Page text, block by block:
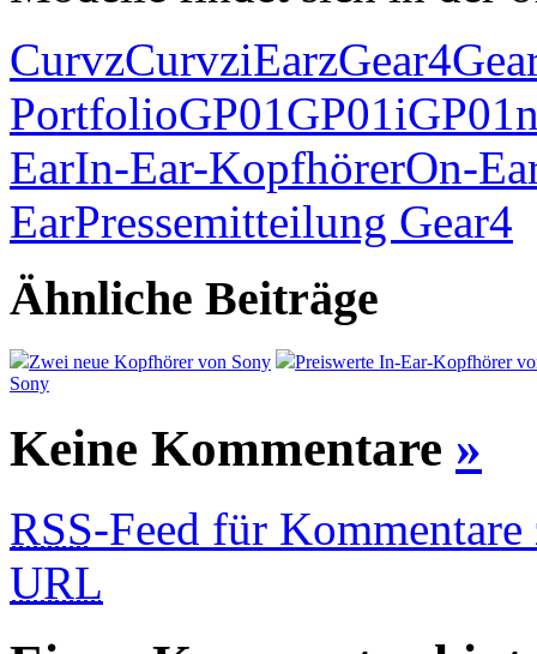
CurvzCurvziEarzGear4
PortfolioGP01GP01i
EarIn-Ear-KopfhörerOn-
EarPressemitteilung Gear4
Ähnliche Beiträge
Zwei neue Kopfhörer von Sony
Preiswerte In-Ear-Kopfhörer
Sony
Keine Kommentare »
RSS-Feed für
URL